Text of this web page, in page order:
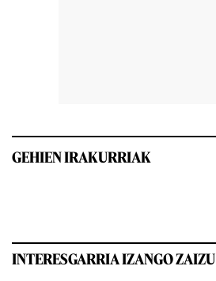
GEHIEN IRAKURRIAK
INTERESGARRIA IZANGO ZAIZU